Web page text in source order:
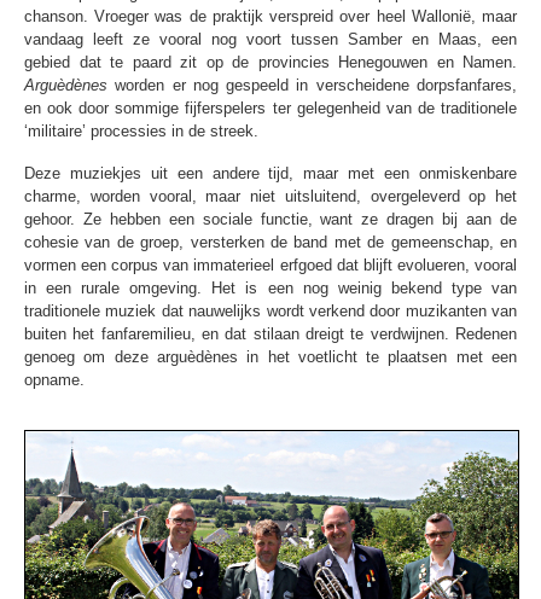
chanson. Vroeger was de praktijk verspreid over heel Wallonië, maar
vandaag leeft ze vooral nog voort tussen Samber en Maas, een
gebied dat te paard zit op de provincies Henegouwen en Namen.
Arguèdènes worden er nog gespeeld in verscheidene dorpsfanfares,
en ook door sommige fijferspelers ter gelegenheid van de traditionele
‘militaire’ processies in de streek.
Deze muziekjes uit een andere tijd, maar met een onmiskenbare
charme, worden vooral, maar niet uitsluitend, overgeleverd op het
gehoor. Ze hebben een sociale functie, want ze dragen bij aan de
cohesie van de groep, versterken de band met de gemeenschap, en
vormen een corpus van immaterieel erfgoed dat blijft evolueren, vooral
in een rurale omgeving. Het is een nog weinig bekend type van
traditionele muziek dat nauwelijks wordt verkend door muzikanten van
buiten het fanfaremilieu, en dat stilaan dreigt te verdwijnen. Redenen
genoeg om deze arguèdènes in het voetlicht te plaatsen met een
opname.